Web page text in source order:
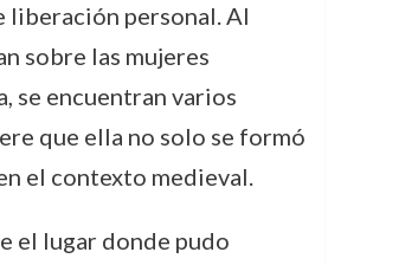
liberación personal. Al
sobre las mujeres
se encuentran varios
que ella no solo se formó
el contexto medieval.
el lugar donde pudo